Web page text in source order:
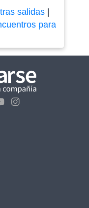
salidas|
para